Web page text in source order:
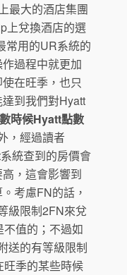
最大的酒店集團
上兌換酒店的選
常用的UR系統的
過程中就更加
在旺季，也只
到我們對Hyatt
時候Hyatt點數
，經過讀者
統查到的房價會
，這會影響到
考慮FN的話，
級限制2FN來兌
值的；不過如
送的有等級限制
旺季的某些時候